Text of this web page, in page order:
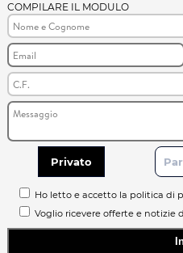
COMPILARE IL MODULO
Privato
Ho letto e accetto la politica di
Voglio ricevere offerte e notizie